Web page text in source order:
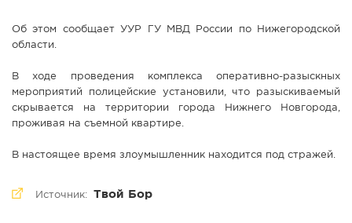
Об этом сообщает УУР ГУ МВД России по Нижегородской
области.
В ходе проведения комплекса оперативно-разыскных
мероприятий полицейские установили, что разыскиваемый
скрывается на территории города Нижнего Новгорода,
проживая на съемной квартире.
В настоящее время злоумышленник находится под стражей.
Источник: Твой Бор